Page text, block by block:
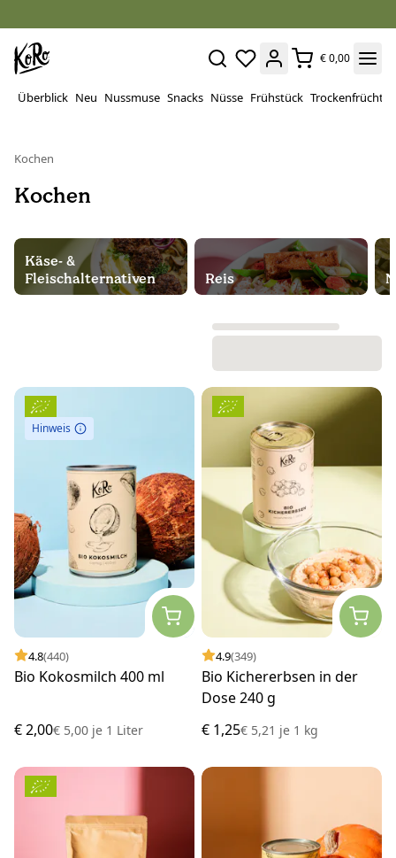
€ 0,00
Überblick Neu Nussmuse Snacks Nüsse Frühstück Trockenfrüchte
Kochen
Kochen
Käse- &
Fleischalternativen
Reis
Hinweis
4.8(440)
Bio Kokosmilch 400 ml
€ 2,00€ 5,00 je 1 Liter
4.9(349)
Bio Kichererbsen in der
Dose 240 g
€ 1,25€ 5,21 je 1 kg